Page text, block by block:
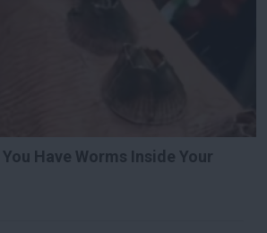
Have Worms Inside Your